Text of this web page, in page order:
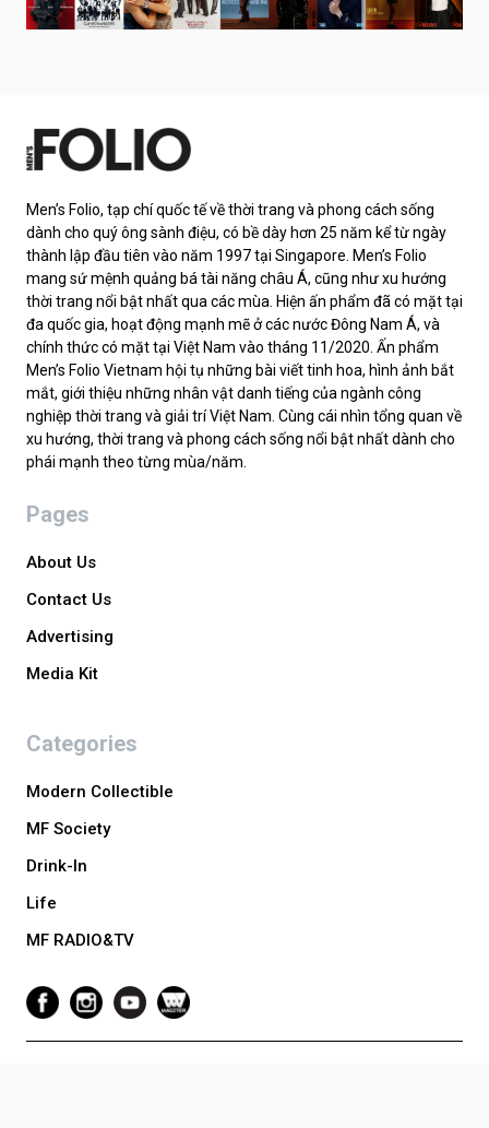
Men’s Folio, tạp chí quốc tế về thời trang và phong cách sống
dành cho quý ông sành điệu, có bề dày hơn 25 năm kể từ ngày
thành lập đầu tiên vào năm 1997 tại Singapore. Men’s Folio
mang sứ mệnh quảng bá tài năng châu Á, cũng như xu hướng
thời trang nổi bật nhất qua các mùa. Hiện ấn phẩm đã có mặt tại
đa quốc gia, hoạt động mạnh mẽ ở các nước Đông Nam Á, và
chính thức có mặt tại Việt Nam vào tháng 11/2020. Ấn phẩm
Men’s Folio Vietnam hội tụ những bài viết tinh hoa, hình ảnh bắt
mắt, giới thiệu những nhân vật danh tiếng của ngành công
nghiệp thời trang và giải trí Việt Nam. Cùng cái nhìn tổng quan về
xu hướng, thời trang và phong cách sống nổi bật nhất dành cho
phái mạnh theo từng mùa/năm.
Pages
About Us
Contact Us
Advertising
Media Kit
Categories
Modern Collectible
MF Society
Drink-In
Life
MF RADIO&TV